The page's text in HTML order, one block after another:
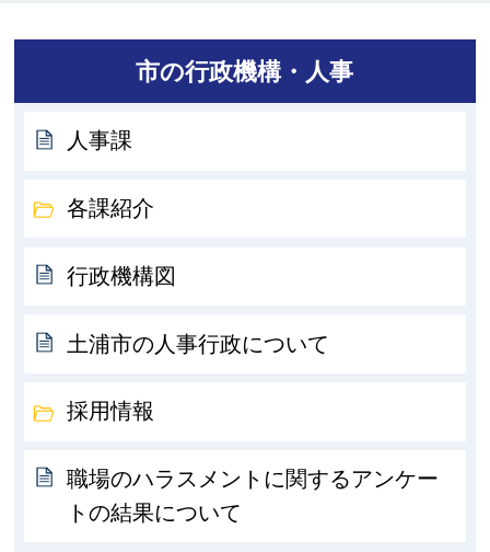
市の行政機構・人事
人事課
各課紹介
行政機構図
土浦市の人事行政について
採用情報
職場のハラスメントに関するアンケー
トの結果について